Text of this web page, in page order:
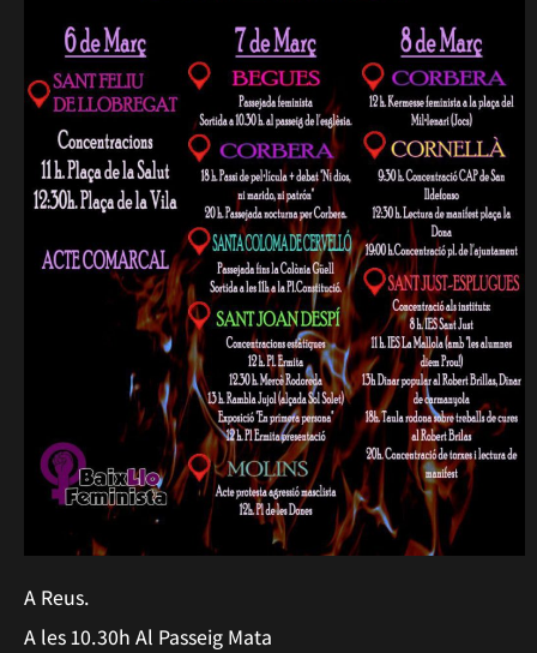
A Reus.
A les 10.30h Al Passeig Mata